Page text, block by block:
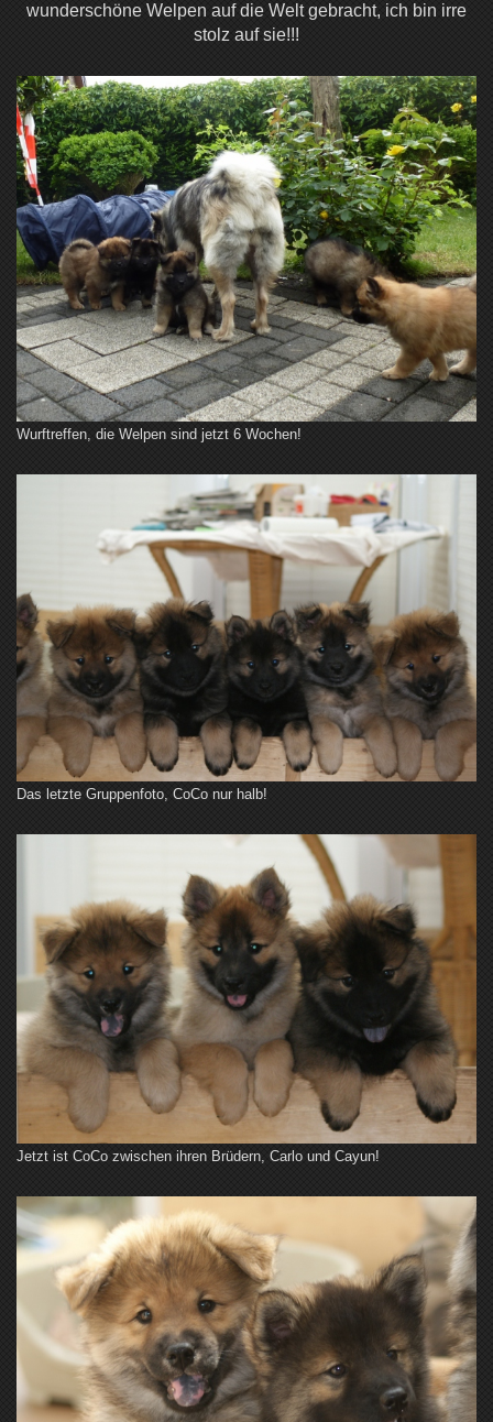
wunderschöne Welpen auf die Welt gebracht, ich bin irre
stolz auf sie!!!
Wurftreffen, die Welpen sind jetzt 6 Wochen!
Das letzte Gruppenfoto, CoCo nur halb!
Jetzt ist CoCo zwischen ihren Brüdern, Carlo und Cayun!